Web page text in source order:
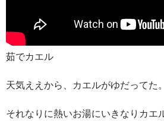
茹でカエル
天気ええから、カエルがゆだってた
それなりに熱いお湯にいきなりカエ